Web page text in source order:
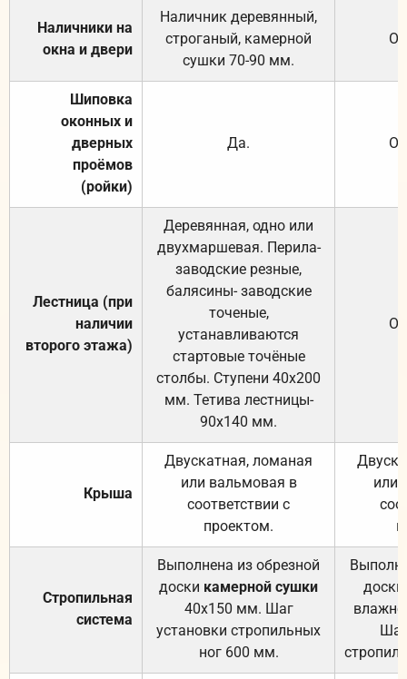
Наличники на
окна и двери
Наличник деревянный,
строганый, камерной
сушки 70-90 мм.
Шиповка
оконных и
дверных
проёмов
(ройки)
Да.
Лестница (при
наличии
второго этажа)
Деревянная, одно или
двухмаршевая. Перила-
заводские резные,
балясины- заводские
точеные,
устанавливаются
стартовые точёные
столбы. Ступени 40х200
мм. Тетива лестницы-
90х140 мм.
Крыша
Двускатная, ломаная
или вальмовая в
соответствии с
проектом.
или
Стропильная
система
Выполнена из обрезной
доски камерной сушки
40х150 мм. Шаг
установки стропильных
ног 600 мм.
доски